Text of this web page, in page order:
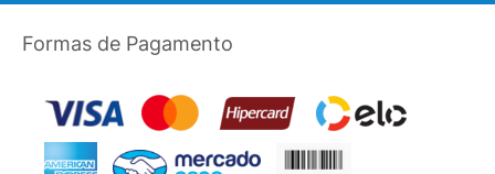
Formas de Pagamento